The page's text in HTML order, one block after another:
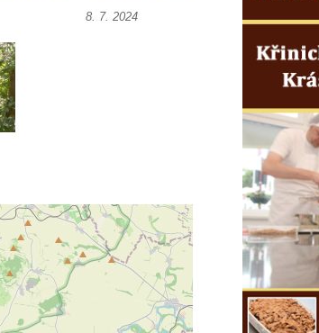
8. 7. 2024